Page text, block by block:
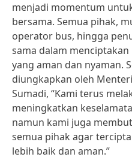
menjadi momentum
bersama. Semua pihak,
operator bus, hingga
sama dalam
yang aman dan nyaman.
diungkapkan oleh
Sumadi, “Kami terus
meningkatkan
namun kami juga
semua pihak agar
lebih baik dan aman.”